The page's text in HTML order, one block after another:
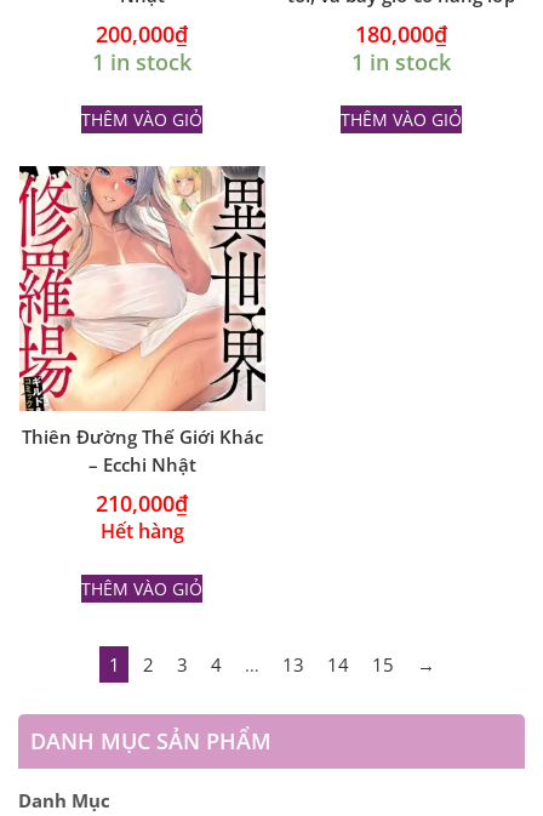
200,000₫
1 in stock
THÊM VÀO GIỎ
dưới hay tán tỉnh tôi sẽ
không để tôi yên! 3 ecchi
NHẬT
180,000₫
1 in stock
THÊM VÀO GIỎ
Thiên Đường Thế Giới Khác
– Ecchi Nhật
210,000₫
Hết hàng
THÊM VÀO GIỎ
1 2 3 4 … 13 14 15 →
DANH MỤC SẢN PHẨM
Danh Mục